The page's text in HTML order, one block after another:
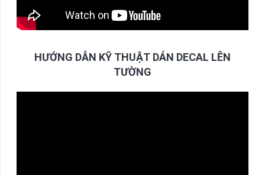
HƯỚNG DẪN KỸ THUẬT DÁN DECAL LÊN
TƯỜNG